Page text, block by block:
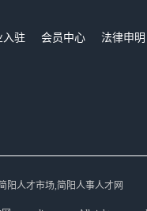
入驻 会员中心
法律申明
阳人才市场,简阳人事人才网